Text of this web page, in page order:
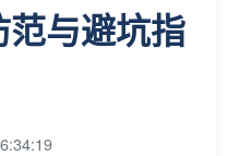
与避坑指